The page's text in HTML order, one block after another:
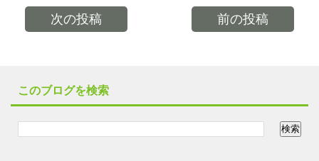
次の投稿 前の投稿
このブログを検索